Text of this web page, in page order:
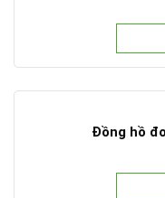
Đồng hồ